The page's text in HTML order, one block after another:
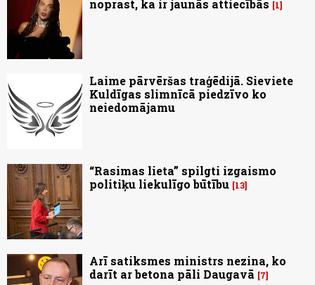
noprast, ka ir jaunās attiecībās
1
Laime pārvēršas traģēdijā. Sieviete
Kuldīgas slimnīcā piedzīvo ko
neiedomājamu
“Rasimas lieta” spilgti izgaismo
politiķu liekulīgo būtību 13
Arī satiksmes ministrs nezina, ko
darīt ar betona pāli Daugavā
7